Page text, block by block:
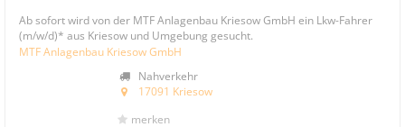
Ab sofort wird von der MTF Anlagenbau Kriesow GmbH ein Lkw-Fahrer
(m/w/d)* aus Kriesow und Umgebung gesucht.
MTF Anlagenbau Kriesow GmbH
Nahverkehr
17091 Kriesow
merken